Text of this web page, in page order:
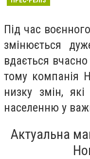
Під час
змінюється
вдається
тому компанія
низку змін,
населенню у
Актуальна